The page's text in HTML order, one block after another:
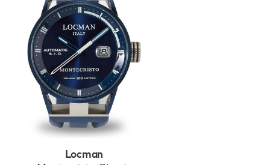
Locman